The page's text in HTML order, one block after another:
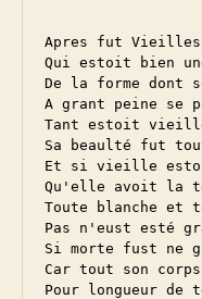
Apres fut
Qui estoit bien
De la forme dont
A grant peine se
Tant estoit
Sa beaulté fut
Et si vieille
Qu'elle avoit la
Toute blanche et
Pas n'eust esté
Si morte fust ne
Car tout son
Pour longueur de